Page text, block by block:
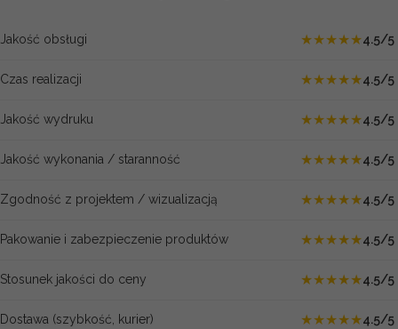
Jakość obsługi ★★★★★4.5/5
Czas realizacji ★★★★★4.5/5
Jakość wydruku ★★★★★4.5/5
Jakość wykonania / staranność ★★★★★4.5/5
Zgodność z projektem / wizualizacją ★★★★★4.5/5
Pakowanie i zabezpieczenie produktów ★★★★★4.5/5
Stosunek jakości do ceny ★★★★★4.5/5
Dostawa (szybkość, kurier) ★★★★★4.5/5